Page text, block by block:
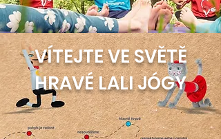
VÍTEJTE VE SVĚTĚ
HRAVÉ LALI JÓGY